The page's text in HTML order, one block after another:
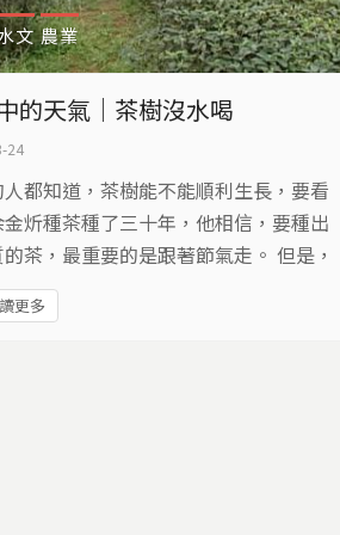
文 農業
的天氣｜茶樹沒水喝
24
都知道，茶樹能不能順利生長，要看
炘種茶種了三十年，他相信，要種出
茶，最重要的是跟著節氣走。 但是，
天爺的臉色，讓茶農越來越摸不透
年的立春到現在，南投中低海拔的茶
更多